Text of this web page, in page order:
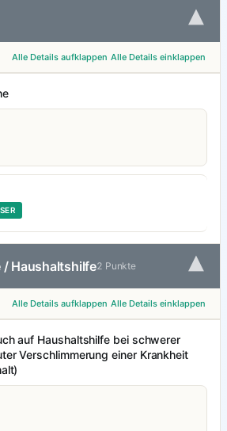
▾
Alle Details aufklappen Alle Details einklappen
/ Haushaltshilfe2 Punkte ▾
Alle Details aufklappen Alle Details einklappen
auf Haushaltshilfe bei schwerer
Verschlimmerung einer Krankheit